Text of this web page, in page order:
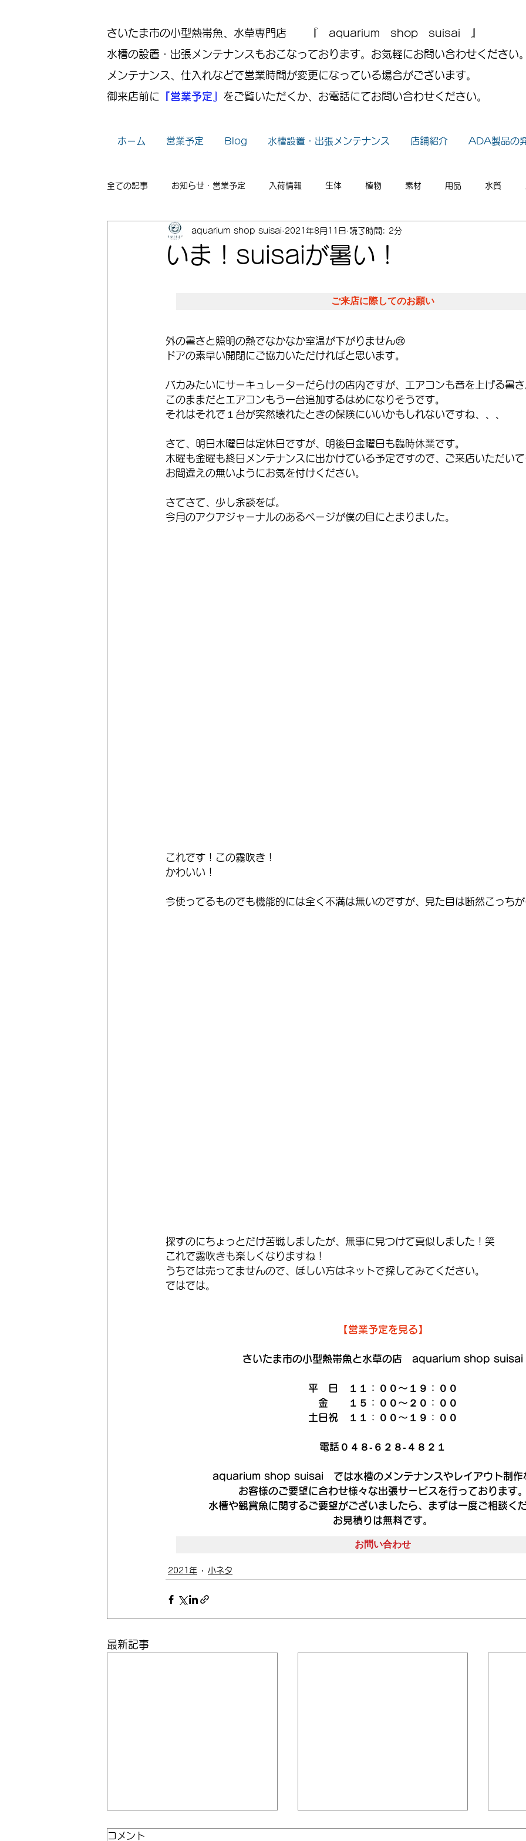
さいたま市の小型熱帯魚、水草専門店 『 aquarium shop suisai 』
水槽の設置・出張メンテナンスもおこなっております。お気軽にお問い合わせください
メンテナンス、仕入れなどで営業時間が変更になっている場合がございます。
御来店前に 『営業予定』 をご覧いただくか、お電話にてお問い合わせください。
ホーム 営業予定 Blog 水槽設置・出張メンテナンス 店舗紹介 ADA製品の
全ての記事 お知らせ・営業予定 入荷情報 生体 植物 素材 用品 水質
レイアウト 出張メンテナンス 小ネタ 2026年 2025年
いま！suisaiが暑い！
aquarium shop suisai 2021年8月11日 読了時間: 2分
ご来店に際してのお願い
外の暑さと照明の熱でなかなか室温が下がりません😢
ドアの素早い開閉にご協力いただければと思います。
バカみたいにサーキュレーターだらけの店内ですが、エアコンも音を上げる暑
このままだとエアコンもう一台追加するはめになりそうです。
それはそれで１台が突然壊れたときの保険にいいかもしれないですね、、、
さて、明日木曜日は定休日ですが、明後日金曜日も臨時休業です。
木曜も金曜も終日メンテナンスに出かけている予定ですので、ご来店いただい
お間違えの無いようにお気を付けください。
さてさて、少し余談をば。
今月のアクアジャーナルのあるページが僕の目にとまりました。
これです！この霧吹き！
かわいい！
今使ってるものでも機能的には全く不満は無いのですが、見た目は断然こっち
探すのにちょっとだけ苦戦しましたが、無事に見つけて真似しました！笑
これで霧吹きも楽しくなりますね！
うちでは売ってませんので、ほしい方はネットで探してみてください。
ではでは。
【営業予定を見る】
さいたま市の小型熱帯魚と水草の店　aquarium shop suisai
平　日　１１：００～１９：００
金　　１５：００～２０：００
土日祝　１１：００～１９：００
電話０４８‐６２８‐４８２１
aquarium shop suisai　では水槽のメンテナンスやレイアウト制作
お客様のご要望に合わせ様々な出張サービスを行っております
水槽や観賞魚に関するご要望がございましたら、まずは一度ご相談く
お見積りは無料です。
お問い合わせ
2021年 小ネタ
最新記事
コメント